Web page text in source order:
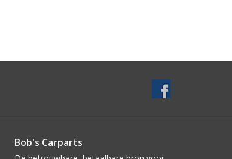
Bob's Carparts